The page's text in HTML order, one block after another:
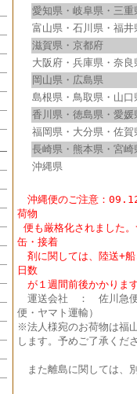
愛知県・岐阜県・三重
富山県・石川県・福井
滋賀県・京都府
大阪府・兵庫県・奈
岡山県・広島県
島根県・鳥取県・山口
香川県・徳島県・愛媛
福岡県・大分県・佐賀
長崎県・熊本県・宮崎
沖縄県
沖縄便のご注意：
荷物
便も厳格化されました
缶・接着
剤に関しては、陸送+
日数
が１週間前後かかりま
運送会社 ： 佐川急
便・ヤマト運輸）
※法人様宛のお荷物は福
します。予めご了承くださ
また離島に関しては、